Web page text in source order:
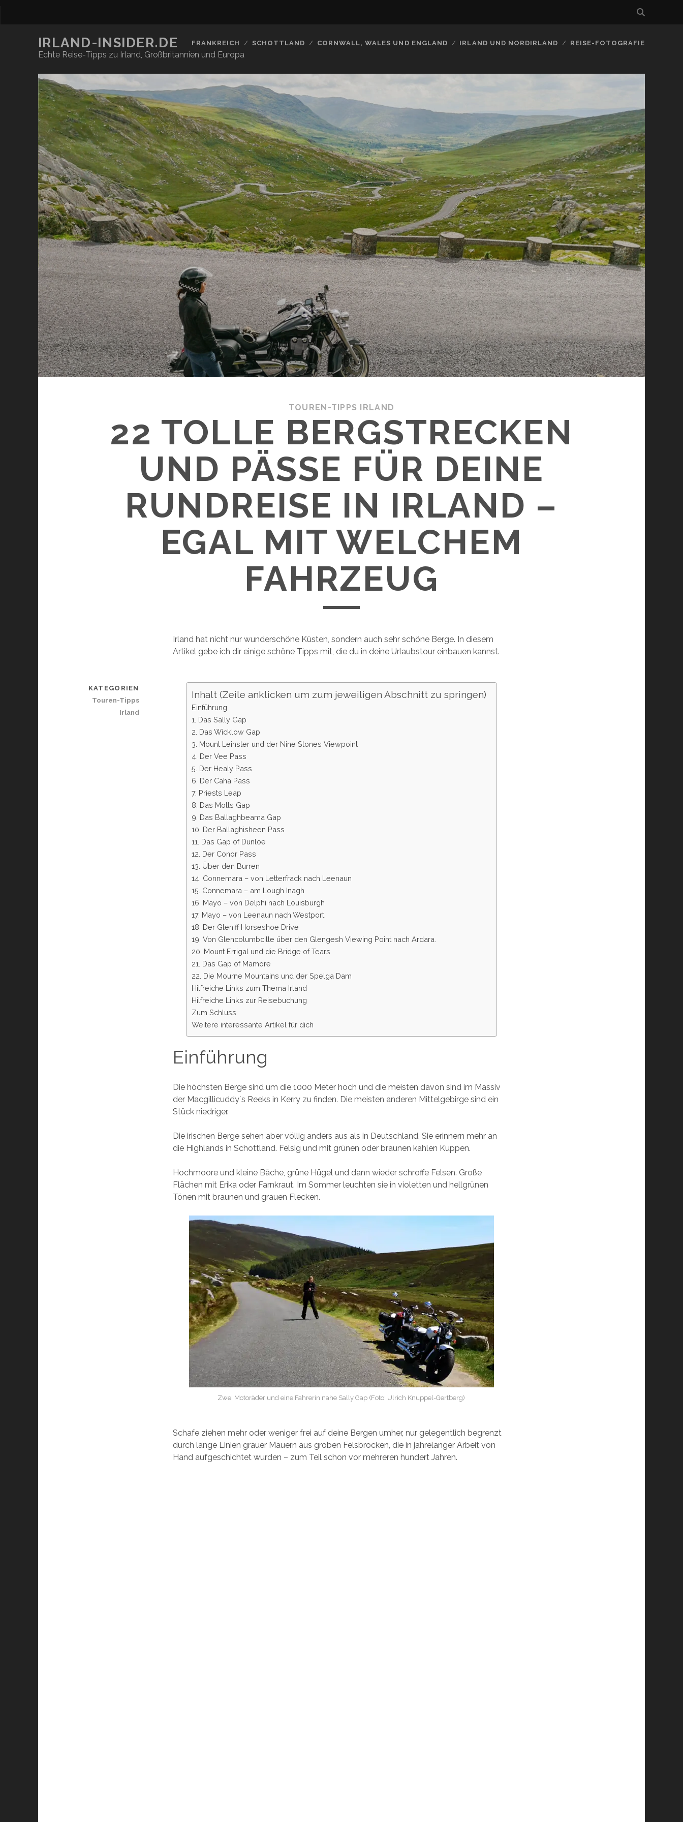
IRLAND-INSIDER.DE
Echte Reise-Tipps zu Irland, Großbritannien und Europa
FRANKREICH SCHOTTLAND CORNWALL, WALES UND ENGLAND IRLAND UND NORDIRLAND REISE-FOTOGRAFIE
TOUREN-TIPPS IRLAND
22 TOLLE BERGSTRECKEN
UND PÄSSE FÜR DEINE
RUNDREISE IN IRLAND –
EGAL MIT WELCHEM
FAHRZEUG
Irland hat nicht nur wunderschöne Küsten, sondern auch sehr schöne Berge. In diesem
Artikel gebe ich dir einige schöne Tipps mit, die du in deine Urlaubstour einbauen kannst.
Inhalt (Zeile anklicken um zum jeweiligen Abschnitt zu springen)
Einführung
1. Das Sally Gap
2. Das Wicklow Gap
3. Mount Leinster und der Nine Stones Viewpoint
4. Der Vee Pass
5. Der Healy Pass
6. Der Caha Pass
7. Priests Leap
8. Das Molls Gap
9. Das Ballaghbeama Gap
10. Der Ballaghisheen Pass
11. Das Gap of Dunloe
12. Der Conor Pass
13. Über den Burren
14. Connemara – von Letterfrack nach Leenaun
15. Connemara – am Lough Inagh
16. Mayo – von Delphi nach Louisburgh
17. Mayo – von Leenaun nach Westport
18. Der Gleniff Horseshoe Drive
19. Von Glencolumbcille über den Glengesh Viewing Point nach Ardara.
20. Mount Errigal und die Bridge of Tears
21. Das Gap of Mamore
22. Die Mourne Mountains und der Spelga Dam
Hilfreiche Links zum Thema Irland
Hilfreiche Links zur Reisebuchung
Zum Schluss
Weitere interessante Artikel für dich
Einführung
Die höchsten Berge sind um die 1000 Meter hoch und die meisten davon sind im Massiv
der Macgillicuddy`s Reeks in Kerry zu finden. Die meisten anderen Mittelgebirge sind ein
Stück niedriger.
Die irischen Berge sehen aber völlig anders aus als in Deutschland. Sie erinnern mehr an
die Highlands in Schottland. Felsig und mit grünen oder braunen kahlen Kuppen.
Hochmoore und kleine Bäche, grüne Hügel und dann wieder schroffe Felsen. Große
Flächen mit Erika oder Farnkraut. Im Sommer leuchten sie in violetten und hellgrünen
Tönen mit braunen und grauen Flecken.
Zwei Motoräder und eine Fahrerin nahe Sally Gap (Foto: Ulrich Knüppel-Gertberg)
Schafe ziehen mehr oder weniger frei auf deine Bergen umher, nur gelegentlich begrenzt
durch lange Linien grauer Mauern aus groben Felsbrocken, die in jahrelanger Arbeit von
Hand aufgeschichtet wurden – zum Teil schon vor mehreren hundert Jahren.
KATEGORIEN
Touren-Tipps
Irland